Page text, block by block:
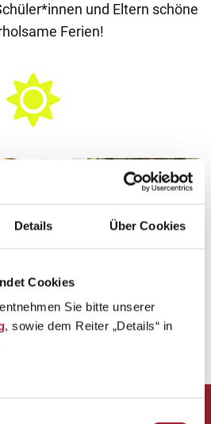
Details Über Cookies
Cookies
Sie bitte unserer
, sowie dem Reiter „Details“ in
und Eltern schöne
Ferien!